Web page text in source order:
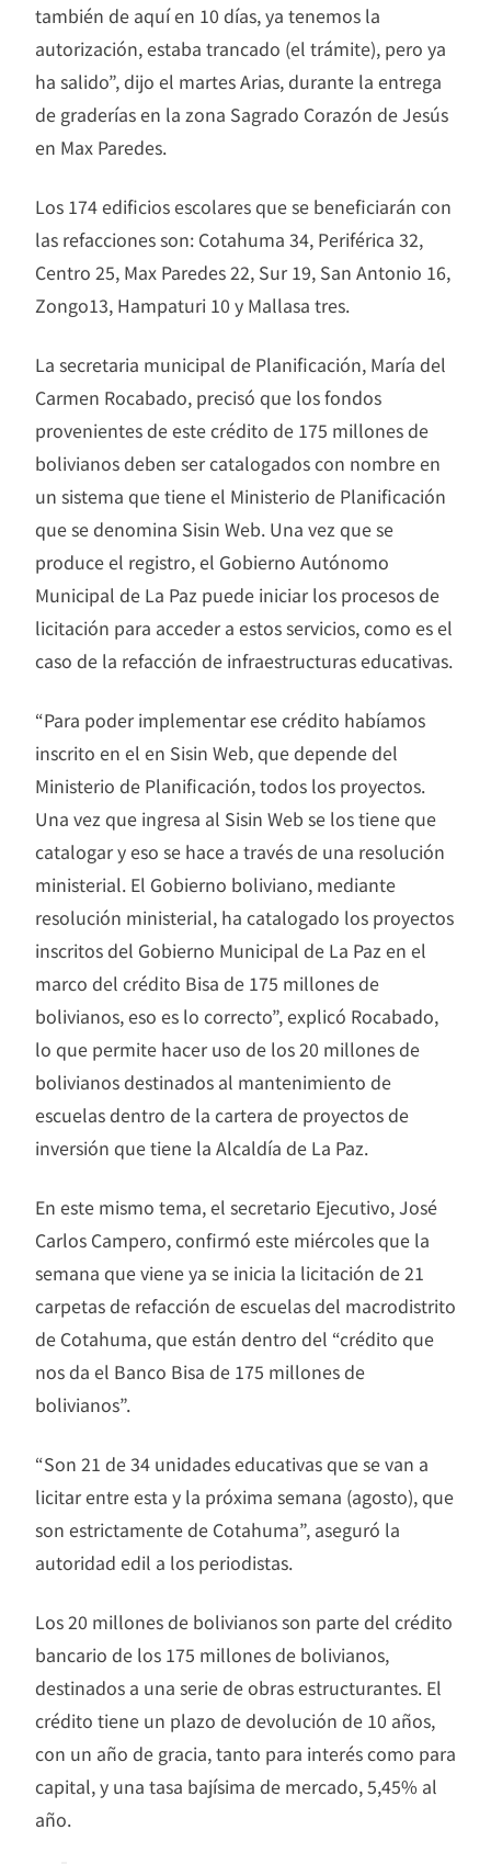
también de aquí en 10 días, ya tenemos la
autorización, estaba trancado (el trámite), pero ya
ha salido”, dijo el martes Arias, durante la entrega
de graderías en la zona Sagrado Corazón de Jesús
en Max Paredes.
Los 174 edificios escolares que se beneficiarán con
las refacciones son: Cotahuma 34, Periférica 32,
Centro 25, Max Paredes 22, Sur 19, San Antonio 16,
Zongo13, Hampaturi 10 y Mallasa tres.
La secretaria municipal de Planificación, María del
Carmen Rocabado, precisó que los fondos
provenientes de este crédito de 175 millones de
bolivianos deben ser catalogados con nombre en
un sistema que tiene el Ministerio de Planificación
que se denomina Sisin Web. Una vez que se
produce el registro, el Gobierno Autónomo
Municipal de La Paz puede iniciar los procesos de
licitación para acceder a estos servicios, como es el
caso de la refacción de infraestructuras educativas.
“Para poder implementar ese crédito habíamos
inscrito en el en Sisin Web, que depende del
Ministerio de Planificación, todos los proyectos.
Una vez que ingresa al Sisin Web se los tiene que
catalogar y eso se hace a través de una resolución
ministerial. El Gobierno boliviano, mediante
resolución ministerial, ha catalogado los proyectos
inscritos del Gobierno Municipal de La Paz en el
marco del crédito Bisa de 175 millones de
bolivianos, eso es lo correcto”, explicó Rocabado,
lo que permite hacer uso de los 20 millones de
bolivianos destinados al mantenimiento de
escuelas dentro de la cartera de proyectos de
inversión que tiene la Alcaldía de La Paz.
En este mismo tema, el secretario Ejecutivo, José
Carlos Campero, confirmó este miércoles que la
semana que viene ya se inicia la licitación de 21
carpetas de refacción de escuelas del macrodistrito
de Cotahuma, que están dentro del “crédito que
nos da el Banco Bisa de 175 millones de
bolivianos”.
“Son 21 de 34 unidades educativas que se van a
licitar entre esta y la próxima semana (agosto), que
son estrictamente de Cotahuma”, aseguró la
autoridad edil a los periodistas.
Los 20 millones de bolivianos son parte del crédito
bancario de los 175 millones de bolivianos,
destinados a una serie de obras estructurantes. El
crédito tiene un plazo de devolución de 10 años,
con un año de gracia, tanto para interés como para
capital, y una tasa bajísima de mercado, 5,45% al
año.